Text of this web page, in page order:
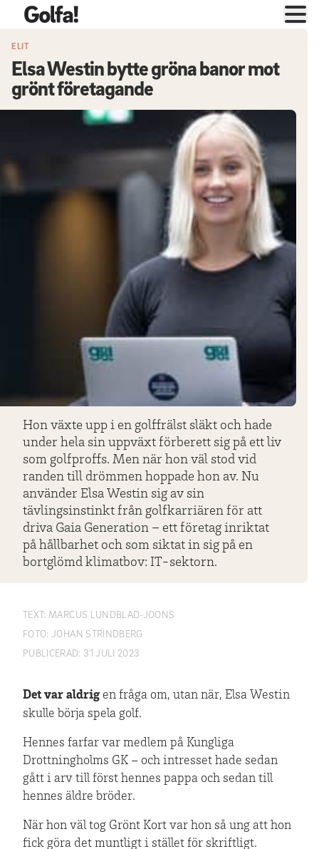
ELIT
Elsa Westin bytte gröna banor mot
grönt företagande
Hon växte upp i en golffrälst släkt och hade
under hela sin uppväxt förberett sig på ett liv
som golfproffs. Men när hon väl stod vid
randen till drömmen hoppade hon av. Nu
använder Elsa Westin sig av sin
tävlingsinstinkt från golfkarriären för att
driva Gaia Generation – ett företag inriktat
på hållbarhet och som siktat in sig på en
bortglömd klimatbov: IT-sektorn.
TEXT: MARCUS LUNDBLAD-JOONS
FOTO:JOHAN STRINDBERG
PUBLICERAD: 31 JULI 2023
Det var aldrig en fråga om, utan när, Elsa Westin
skulle börja spela golf.
Hennes farfar var medlem på Kungliga
Drottningholms GK – och intresset hade sedan
gått i arv till först hennes pappa och sedan till
hennes äldre bröder.
När hon väl tog Grönt Kort var hon så ung att hon
fick göra det muntligt i stället för skriftligt.